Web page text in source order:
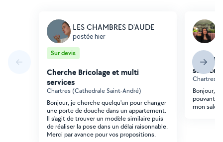
LES CHAMBRES D'AUDE
postée hier
Sur devis
Cherche Bricolage et multi
services
Chartres (Cathedrale Saint-André)
Bonjour, je cherche quelqu'un pour changer
une porte de douche dans un appartement.
Il s'agit de trouver un modèle similaire puis
de réaliser la pose dans un délai raisonnable.
Merci par avance pour vos propositions.
services
Chartres
Bonjour,
pouvant
mon